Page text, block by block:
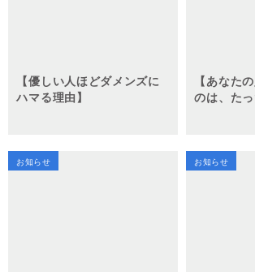
【優しい人ほどダメンズに
ハマる理由】
【あなた
のは、たっ
お知らせ お知らせ